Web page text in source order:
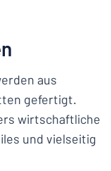
aus
gefertigt.
wirtschaftliche
und vielseitig